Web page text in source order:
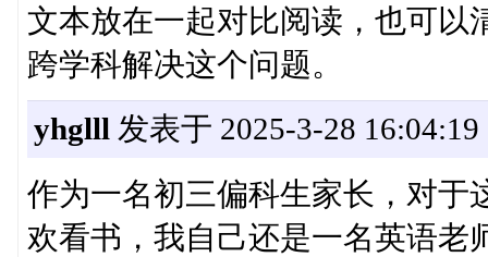
文本放在一起对比阅读，也可以
跨学科解决这个问题。
yhglll 发表于 2025-3-28 16:04:19
作为一名初三偏科生家长，对于
欢看书，我自己还是一名英语老